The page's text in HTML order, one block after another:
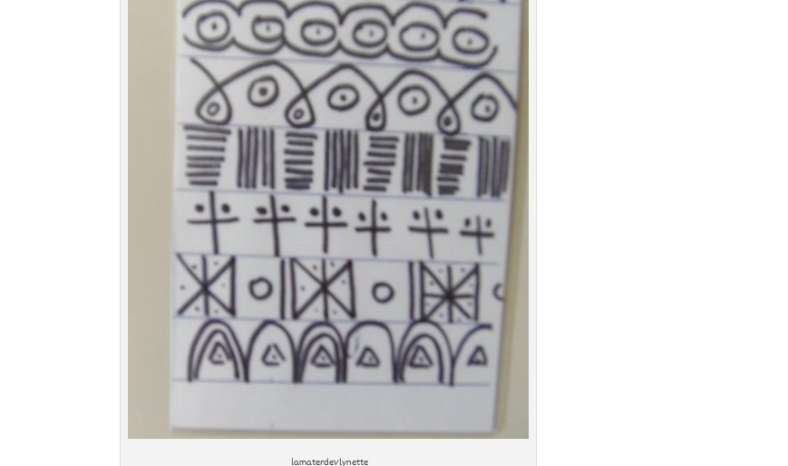
lamaterdeVlynette